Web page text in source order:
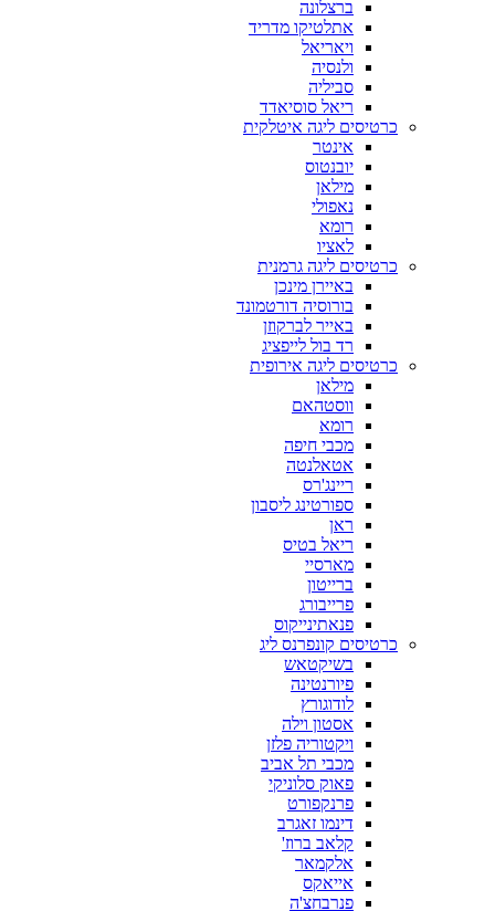
ברצלונה
אתלטיקו מדריד
ויאריאל
ולנסיה
סביליה
ריאל סוסיאדד
כרטיסים ליגה איטלקית
אינטר
יובנטוס
מילאן
נאפולי
רומא
לאציו
כרטיסים ליגה גרמנית
באיירן מינכן
בורוסיה דורטמונד
באייר לברקוזן
רד בול לייפציג
כרטיסים ליגה אירופית
מילאן
ווסטהאם
רומא
מכבי חיפה
אטאלנטה
ריינג'רס
ספורטינג ליסבון
ראן
ריאל בטיס
מארסיי
ברייטון
פרייבורג
פנאתינייקוס
כרטיסים קונפרנס ליג
בשיקטאש
פיורנטינה
לודוגורץ
אסטון וילה
ויקטוריה פלזן
מכבי תל אביב
פאוק סלוניקי
פרנקפורט
דינמו זאגרב
קלאב ברוז'
אלקמאר
אייאקס
פנרבחצ'ה